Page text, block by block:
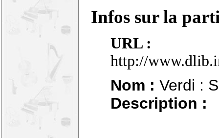
Infos sur la
URL :
http://
Nom : Verdi :
Description :